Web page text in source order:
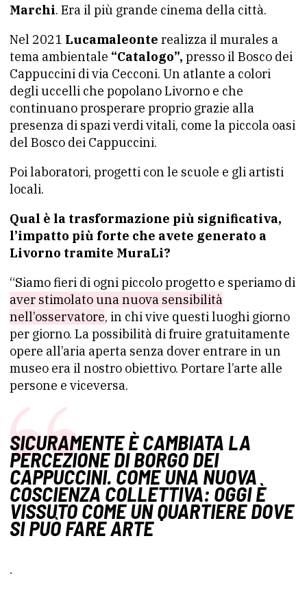
Marchi. Era il più grande cinema della città.
Nel 2021 Lucamaleonte realizza il murales a
tema ambientale “Catalogo”, presso il Bosco dei
Cappuccini di via Cecconi. Un atlante a colori
degli uccelli che popolano Livorno e che
continuano prosperare proprio grazie alla
presenza di spazi verdi vitali, come la piccola oasi
del Bosco dei Cappuccini.
Poi laboratori, progetti con le scuole e gli artisti
locali.
Qual è la trasformazione più significativa,
l’impatto più forte che avete generato a
Livorno tramite MuraLi?
“Siamo fieri di ogni piccolo progetto e speriamo di
aver stimolato una nuova sensibilità
nell’osservatore, in chi vive questi luoghi giorno
per giorno. La possibilità di fruire gratuitamente
opere all’aria aperta senza dover entrare in un
museo era il nostro obiettivo. Portare l’arte alle
persone e viceversa.
SICURAMENTE È CAMBIATA LA
PERCEZIONE DI BORGO DEI
CAPPUCCINI. COME UNA NUOVA
COSCIENZA COLLETTIVA: OGGI È
VISSUTO COME UN QUARTIERE DOVE
SI PUÒ FARE ARTE
.